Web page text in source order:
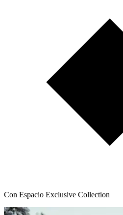
Con Espacio Exclusive Collection